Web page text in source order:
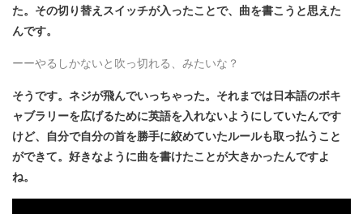
た。その切り替えスイッチが入ったことで、曲を書こうと思えた
んです。
ーーやるしかないと吹っ切れる、みたいな？
そうです。ネジが飛んでいっちゃった。それまでは日本語のボキ
ャブラリーを広げるために英語を入れないようにしていたんです
けど、自分で自分の首を勝手に絞めていたルールも取っ払うこと
ができて。好きなように曲を書けたことが大きかったんですよ
ね。